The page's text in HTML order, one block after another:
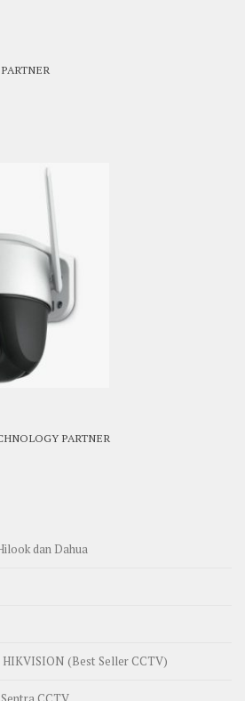
PARTNER
dan Dahua
HIKVISION (Best Seller CCTV)